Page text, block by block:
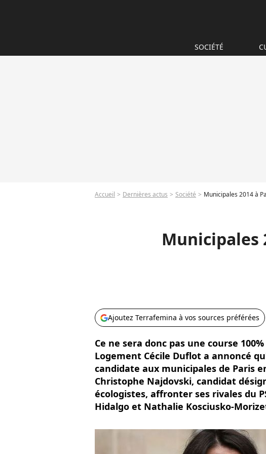
SOCIÉTÉ
Accueil Dernières actus Société Municipales 2014 à
Municipales
Ajoutez Terrafemina à vos sources préférées
Ce ne sera donc pas une course
Logement Cécile Duflot a annoncé
candidate aux municipales de Paris
Christophe Najdovski, candidat
écologistes, affronter ses rivales du
Hidalgo et Nathalie Kosciusko-